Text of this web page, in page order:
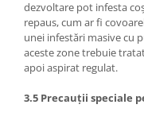
dezvoltare pot infesta
repaus, cum ar fi
unei infestări masive cu
aceste zone trebuie
apoi aspirat regulat.
3.5 Precauții speciale